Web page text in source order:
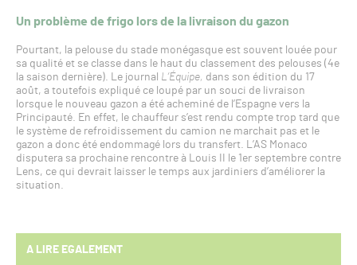
Un problème de frigo lors de la livraison du gazon
Pourtant, la pelouse du stade monégasque est souvent louée pour
sa qualité et se classe dans le haut du classement des pelouses (4e
la saison dernière). Le journal L’Équipe, dans son édition du 17
août, a toutefois expliqué ce loupé par un souci de livraison
lorsque le nouveau gazon a été acheminé de l’Espagne vers la
Principauté. En effet, le chauffeur s’est rendu compte trop tard que
le système de refroidissement du camion ne marchait pas et le
gazon a donc été endommagé lors du transfert. L’AS Monaco
disputera sa prochaine rencontre à Louis II le 1er septembre contre
Lens, ce qui devrait laisser le temps aux jardiniers d’améliorer la
situation.
A LIRE EGALEMENT